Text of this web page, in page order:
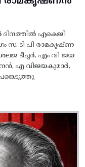
എകെജി
സ. ടി പി രാമകൃഷ്‌ണ
ടീച്ചർ, എം വി ജയ
എ വിജയകുമാർ,